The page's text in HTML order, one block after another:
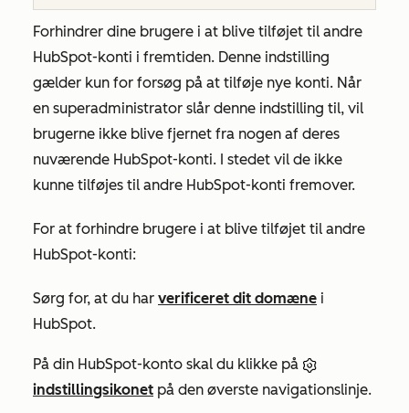
Forhindrer dine brugere i at blive tilføjet til andre
HubSpot-konti i fremtiden. Denne indstilling
gælder kun for forsøg på at tilføje nye konti. Når
en superadministrator slår denne indstilling til, vil
brugerne ikke blive fjernet fra nogen af deres
nuværende HubSpot-konti. I stedet vil de ikke
kunne tilføjes til andre HubSpot-konti fremover.
For at forhindre brugere i at blive tilføjet til andre
HubSpot-konti:
Sørg for, at du har verificeret dit domæne i
HubSpot.
På din HubSpot-konto skal du klikke på
indstillingsikonet på den øverste navigationslinje.